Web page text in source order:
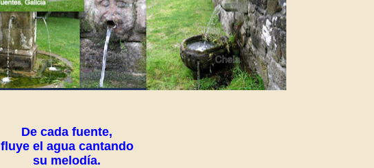
De cada fuente,
fluye el agua cantando
su melodía.